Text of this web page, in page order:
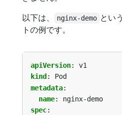
以下は、
nginx-demo とい
トの例です。
apiVersion:
v1
kind :
Pod
metadata:
name:
nginx-demo
spec: